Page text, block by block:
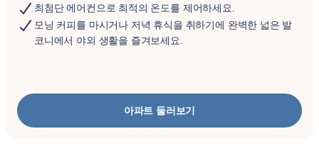
최첨단 에어컨으로 최적의 온도를 제어하세요.
모닝 커피를 마시거나 저녁 휴식을 취하기에 완벽한 넓은 발
코니에서 야외 생활을 즐겨보세요.
아파트 둘러보기